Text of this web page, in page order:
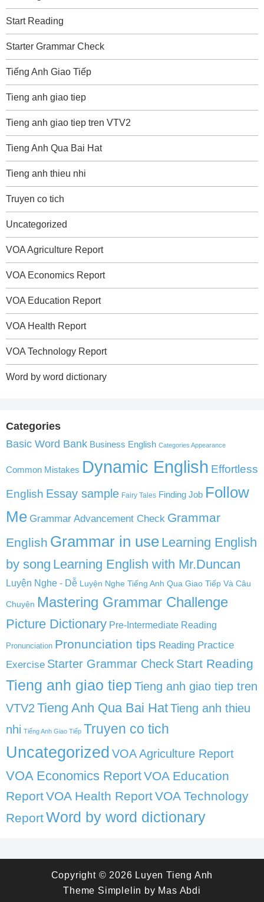
Start Reading
Starter Grammar Check
Tiếng Anh Giao Tiếp
Tieng anh giao tiep
Tieng anh giao tiep tren VTV2
Tieng Anh Qua Bai Hat
Tieng anh thieu nhi
Truyen co tich
Uncategorized
VOA Agriculture Report
VOA Economics Report
VOA Education Report
VOA Health Report
VOA Technology Report
Word by word dictionary
Categories
Basic Word Bank Business English Categories Appearance
Common Mistakes Dynamic English Effortless
English Essay sample Fairy Tales Finding Job Follow
Me Grammar Advancement Check Grammar
English Grammar in use Learning English
by song Learning English with Mr.Duncan
Luyện Nghe - Dễ Luyện Nghe Tiếng Anh Qua Giao Tiếp Và Câu
Chuyện Mastering Grammar Challenge
Picture Dictionary Pre-Intermediate Reading
Pronunciation Pronunciation tips Reading Practice
Exercise Starter Grammar Check Start Reading
Tieng anh giao tiep Tieng anh giao tiep tren
VTV2 Tieng Anh Qua Bai HatTieng anh thieu
nhi Tiếng Anh Giao Tiếp Truyen co tich
Uncategorized VOA Agriculture Report
VOA Economics ReportVOA Education
ReportVOA Health ReportVOA Technology
ReportWord by word dictionary
Copyright © 2026 Luyen Tieng Anh
Theme Simplelin by Mas Abdi